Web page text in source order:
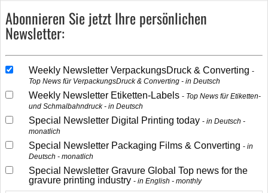
Abonnieren Sie jetzt Ihre persönlichen
Newsletter:
Weekly Newsletter VerpackungsDruck & Converting
Top News für VerpackungsDruck & Converting - in Deutsch
Weekly Newsletter Etiketten-Labels
Top News für Etiketten-
und Schmalbahndruck - in Deutsch
Special Newsletter Digital Printing today
in Deutsch -
monatlich
Special Newsletter Packaging Films & Converting
in
Deutsch - monatlich
Special Newsletter Gravure Global Top news for the
gravure printing industry
in English - monthly